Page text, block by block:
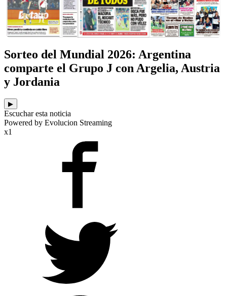
Sorteo del Mundial 2026: Argentina
comparte el Grupo J con Argelia, Austria
y Jordania
▶
Escuchar esta noticia
Powered by Evolucion Streaming
x1